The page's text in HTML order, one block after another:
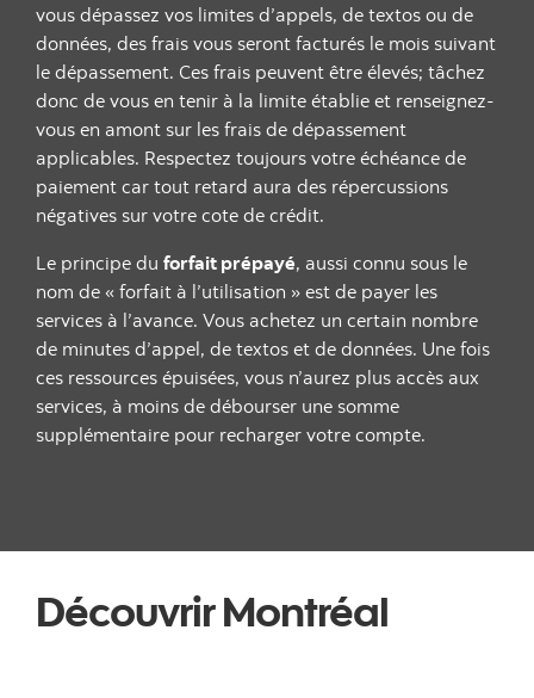
vous dépassez vos limites d’appels, de textos ou de
données, des frais vous seront facturés le mois suivant
le dépassement. Ces frais peuvent être élevés; tâchez
donc de vous en tenir à la limite établie et renseignez-
vous en amont sur les frais de dépassement
applicables. Respectez toujours votre échéance de
paiement car tout retard aura des répercussions
négatives sur votre cote de crédit.
Le principe du forfait prépayé, aussi connu sous le
nom de « forfait à l’utilisation » est de payer les
services à l’avance. Vous achetez un certain nombre
de minutes d’appel, de textos et de données. Une fois
ces ressources épuisées, vous n’aurez plus accès aux
services, à moins de débourser une somme
supplémentaire pour recharger votre compte.
Découvrir Montréal